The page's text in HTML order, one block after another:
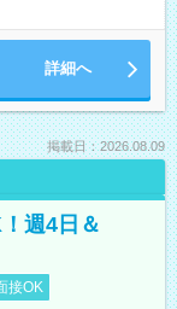
詳細へ
掲載日：2026.08.09
週4日＆
接OK